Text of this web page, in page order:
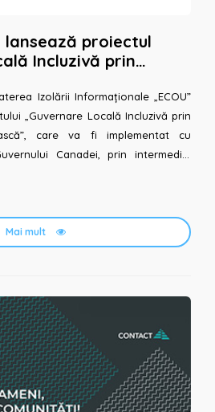
lansează proiectul
Incluzivă prin
al...Izolării Informaționale „ECOU”
„Guvernare Locală Incluzivă prin
care va fi implementat cu
Canadei, prin intermediul
Inițiative Locale...
Mai mult